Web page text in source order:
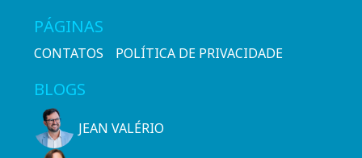
PÁGINAS
CONTATOS POLÍTICA DE PRIVACIDADE
BLOGS
JEAN VALÉRIO